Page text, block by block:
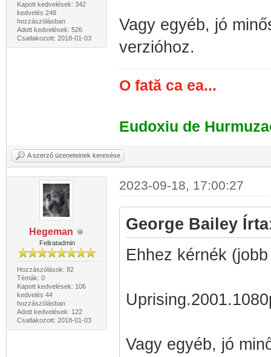
Kapott kedvelések: 342
kedvelés 248
hozzászólásban
Adott kedvelések: 526
Csatlakozott: 2018-01-03
Vagy egyéb, jó
verzióhoz.
O fată ca ea...
Eudoxiu de
A szerző üzeneteinek keresése
Hegeman
Feliratadmin
Hozzászólások: 82
Témák: 0
Kapott kedvelések: 106
kedvelés 44
hozzászólásban
Adott kedvelések: 122
Csatlakozott: 2018-01-03
2023-09-18, 17:00:27
George Bailey
Ehhez kérnék
Vagy egyéb, jó